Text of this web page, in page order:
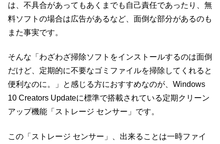
は、不具合があってもあくまでも自己責任であったり、無
料ソフトの場合は広告があるなど、面倒な部分があるのも
また事実です。
そんな「わざわざ掃除ソフトをインストールするのは面倒
だけど、定期的に不要なゴミファイルを掃除してくれると
便利なのに。」と感じる方におすすめなのが、Windows
10 Creators Updateに標準で搭載されている定期クリーン
アップ機能「ストレージ センサー」です。
この「ストレージ センサー」、出来ることは一時ファイ